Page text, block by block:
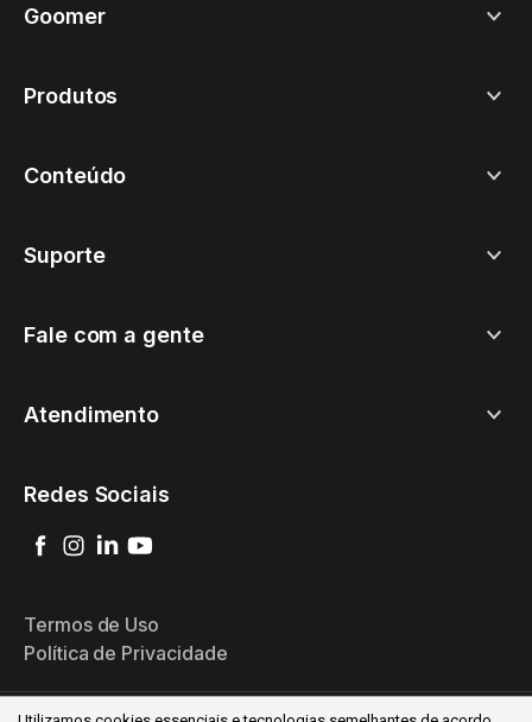
Goomer
Produtos
Conteúdo
Suporte
Fale com a gente
Atendimento
Redes Sociais
Termos de Uso
Política de Privacidade